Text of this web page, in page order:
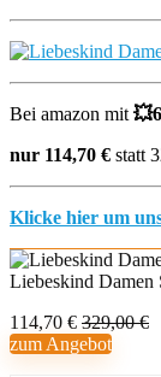
Bei amazon mit 💥
nur 114,70 € statt
Klicke hier um
Liebeskind Damen
114,70 € 329,00 €
zum Angebot